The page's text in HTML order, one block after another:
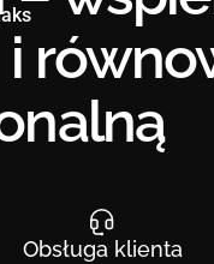
i
Obsługa klienta